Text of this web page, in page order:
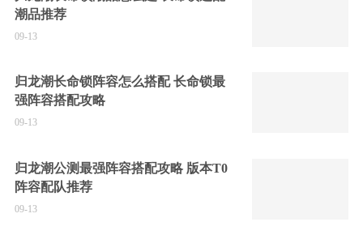
潮品推荐
09-13
归龙潮长命锁阵容怎么搭配 长命锁最
强阵容搭配攻略
09-13
归龙潮公测最强阵容搭配攻略 版本T0
阵容配队推荐
09-13